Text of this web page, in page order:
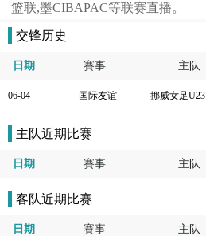
篮联,墨CIBAPAC等联赛直播。
交锋历史
日期 賽事 主队
06-04 国际友谊 挪威女足U23
主队近期比赛
日期 賽事 主队
客队近期比赛
日期 賽事 主队